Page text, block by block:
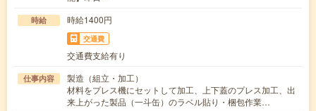
時給 時給1400円
交通費
交通費支給有り
仕事内容
製造（組立・加工）
材料をプレス機にセットして加工、上下蓋のプレス加工、出
来上がった製品（一斗缶）のラベル貼り・梱包作業…